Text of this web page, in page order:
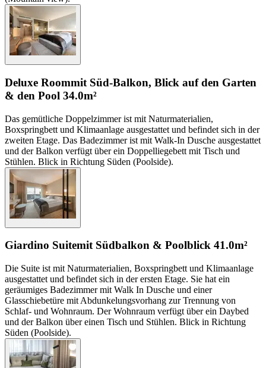
Deluxe Roommit Süd-Balkon, Blick auf den Garten
& den Pool 34.0m²
Das gemütliche Doppelzimmer ist mit Naturmaterialien,
Boxspringbett und Klimaanlage ausgestattet und befindet sich in der
zweiten Etage. Das Badezimmer ist mit Walk-In Dusche ausgestattet
und der Balkon verfügt über ein Doppelliegebett mit Tisch und
Stühlen. Blick in Richtung Süden (Poolside).
Giardino Suitemit Südbalkon & Poolblick 41.0m²
Die Suite ist mit Naturmaterialien, Boxspringbett und Klimaanlage
ausgestattet und befindet sich in der ersten Etage. Sie hat ein
geräumiges Badezimmer mit Walk In Dusche und einer
Glasschiebetüre mit Abdunkelungsvorhang zur Trennung von
Schlaf- und Wohnraum. Der Wohnraum verfügt über ein Daybed
und der Balkon über einen Tisch und Stühlen. Blick in Richtung
Süden (Poolside).